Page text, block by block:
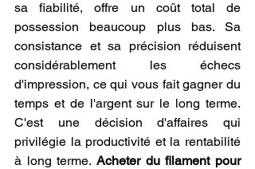
sa fiabilité, offre un coût total de
possession beaucoup plus bas. Sa
consistance et sa précision réduisent
considérablement les échecs
d'impression, ce qui vous fait gagner du
temps et de l'argent sur le long terme.
C'est une décision d'affaires qui
privilégie la productivité et la rentabilité
à long terme. Acheter du filament pour